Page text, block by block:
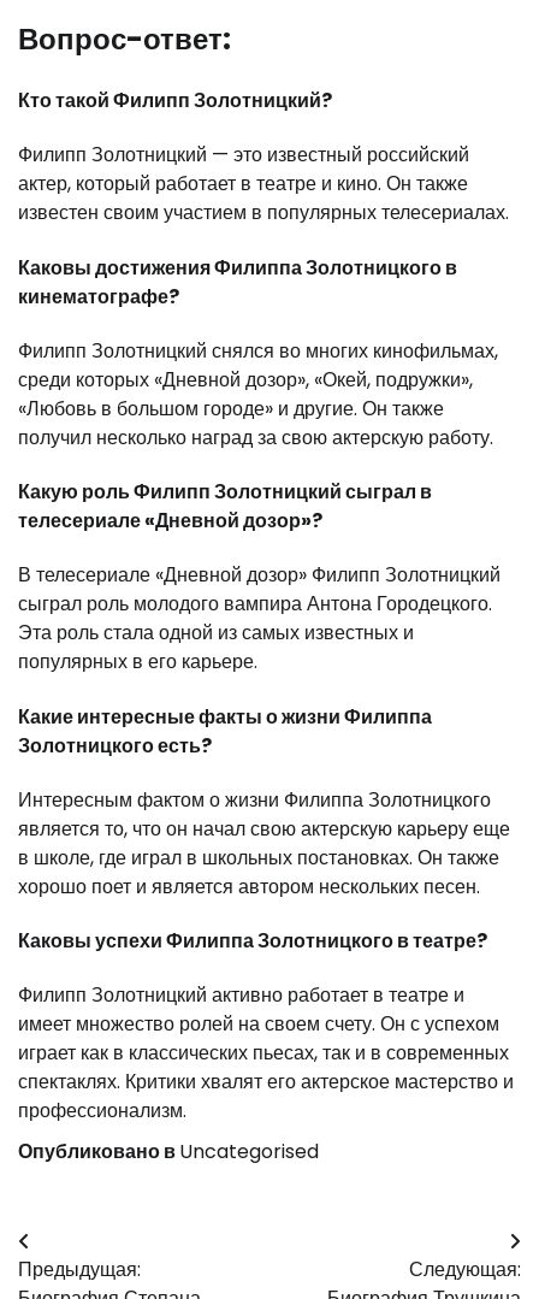
Вопрос-ответ:
Кто такой Филипп Золотницкий?
Филипп Золотницкий — это известный российский
актер, который работает в театре и кино. Он также
известен своим участием в популярных телесериалах.
Каковы достижения Филиппа Золотницкого в
кинематографе?
Филипп Золотницкий снялся во многих кинофильмах,
среди которых «Дневной дозор», «Окей, подружки»,
«Любовь в большом городе» и другие. Он также
получил несколько наград за свою актерскую работу.
Какую роль Филипп Золотницкий сыграл в
телесериале «Дневной дозор»?
В телесериале «Дневной дозор» Филипп Золотницкий
сыграл роль молодого вампира Антона Городецкого.
Эта роль стала одной из самых известных и
популярных в его карьере.
Какие интересные факты о жизни Филиппа
Золотницкого есть?
Интересным фактом о жизни Филиппа Золотницкого
является то, что он начал свою актерскую карьеру еще
в школе, где играл в школьных постановках. Он также
хорошо поет и является автором нескольких песен.
Каковы успехи Филиппа Золотницкого в театре?
Филипп Золотницкий активно работает в театре и
имеет множество ролей на своем счету. Он с успехом
играет как в классических пьесах, так и в современных
спектаклях. Критики хвалят его актерское мастерство и
профессионализм.
Опубликовано вUncategorised
Навигация
по
Предыдущая:
Следующая: